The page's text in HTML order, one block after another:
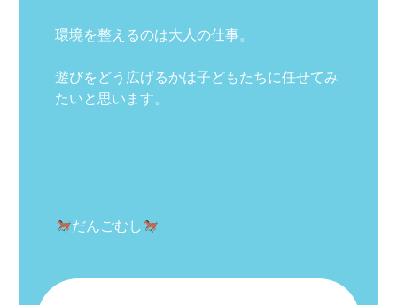
環境を整えるのは大人の仕事。
遊びをどう広げるかは子どもたちに任せてみ
たいと思います。
だんごむし